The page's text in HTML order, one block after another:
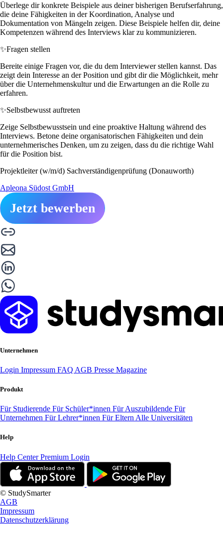
Überlege dir konkrete Beispiele aus deiner bisherigen Berufserfahrung,
die deine Fähigkeiten in der Koordination, Analyse und
Dokumentation von Mängeln zeigen. Diese Beispiele helfen dir, deine
Kompetenzen während des Interviews klar zu kommunizieren.
✨Fragen stellen
Bereite einige Fragen vor, die du dem Interviewer stellen kannst. Das
zeigt dein Interesse an der Position und gibt dir die Möglichkeit, mehr
über die Unternehmenskultur und die Erwartungen an die Rolle zu
erfahren.
✨Selbstbewusst auftreten
Zeige Selbstbewusstsein und eine proaktive Haltung während des
Interviews. Betone deine organisatorischen Fähigkeiten und dein
unternehmerisches Denken, um zu zeigen, dass du die richtige Wahl
für die Position bist.
Projektleiter (w/m/d) Sachverständigenprüfung (Donauworth)
Apleona Südost GmbH
Jetzt bewerben
Unternehmen
Login Impressum FAQ AGB Presse Magazine
Produkt
Für Studierende Für Schüler*innen Für Auszubildende Für
Unternehmen Für Lehrer*innen Für Eltern Alle Universitäten
Help
Help CenterPremium Login
© StudySmarter
AGB
Impressum
Datenschutzerklärung